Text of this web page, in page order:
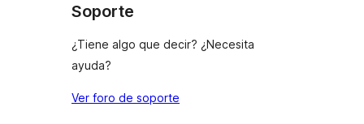
Soporte
¿Tiene algo que decir? ¿Necesita
ayuda?
Ver foro de soporte